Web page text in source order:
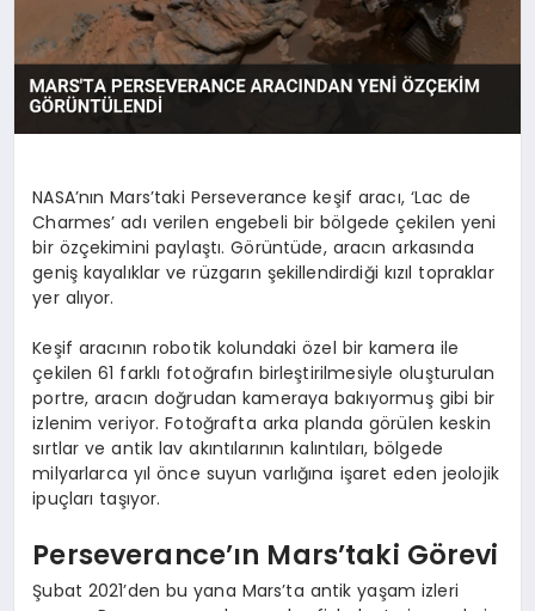
NASA’nın Mars’taki Perseverance keşif aracı, ‘Lac de
Charmes’ adı verilen engebeli bir bölgede çekilen yeni
bir özçekimini paylaştı. Görüntüde, aracın arkasında
geniş kayalıklar ve rüzgarın şekillendirdiği kızıl topraklar
yer alıyor.
Keşif aracının robotik kolundaki özel bir kamera ile
çekilen 61 farklı fotoğrafın birleştirilmesiyle oluşturulan
portre, aracın doğrudan kameraya bakıyormuş gibi bir
izlenim veriyor. Fotoğrafta arka planda görülen keskin
sırtlar ve antik lav akıntılarının kalıntıları, bölgede
milyarlarca yıl önce suyun varlığına işaret eden jeolojik
ipuçları taşıyor.
Perseverance’ın Mars’taki Görevi
Şubat 2021’den bu yana Mars’ta antik yaşam izleri